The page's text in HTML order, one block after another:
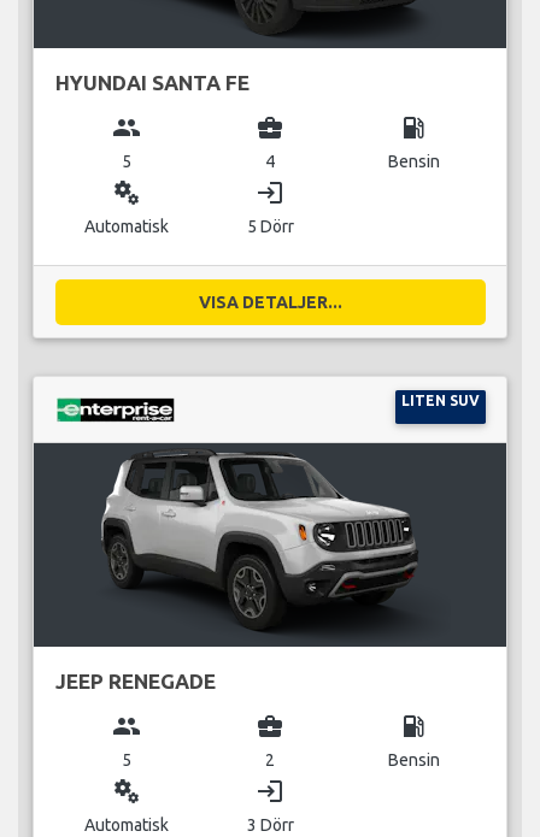
HYUNDAI SANTA FE
group
5
business_center
4
local_gas_station
Bensin
miscellaneous_services
Automatisk
login
5 Dörr
VISA DETALJER...
LITEN SUV
JEEP RENEGADE
group
5
business_center
2
local_gas_station
Bensin
miscellaneous_services
Automatisk
login
3 Dörr